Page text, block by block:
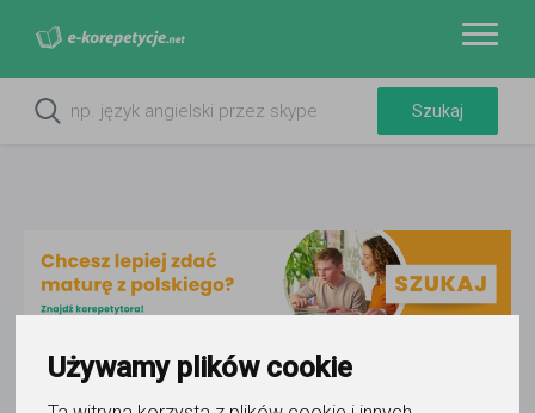
Używamy plików cookie
Do ulubionych